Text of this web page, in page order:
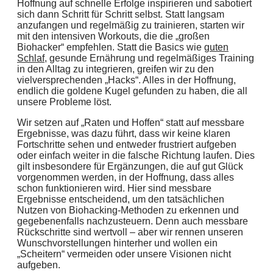
Hoffnung auf schnelle Erfolge inspirieren und sabotiert
sich dann Schritt für Schritt selbst. Statt langsam
anzufangen und regelmäßig zu trainieren, starten wir
mit den intensiven Workouts, die die „großen
Biohacker“ empfehlen. Statt die Basics wie guten
Schlaf, gesunde Ernährung und regelmäßiges Training
in den Alltag zu integrieren, greifen wir zu den
vielversprechenden „Hacks“. Alles in der Hoffnung,
endlich die goldene Kugel gefunden zu haben, die all
unsere Probleme löst.
Wir setzen auf „Raten und Hoffen“ statt auf messbare
Ergebnisse, was dazu führt, dass wir keine klaren
Fortschritte sehen und entweder frustriert aufgeben
oder einfach weiter in die falsche Richtung laufen. Dies
gilt insbesondere für Ergänzungen, die auf gut Glück
vorgenommen werden, in der Hoffnung, dass alles
schon funktionieren wird. Hier sind messbare
Ergebnisse entscheidend, um den tatsächlichen
Nutzen von Biohacking-Methoden zu erkennen und
gegebenenfalls nachzusteuern. Denn auch messbare
Rückschritte sind wertvoll – aber wir rennen unseren
Wunschvorstellungen hinterher und wollen ein
„Scheitern“ vermeiden oder unsere Visionen nicht
aufgeben.